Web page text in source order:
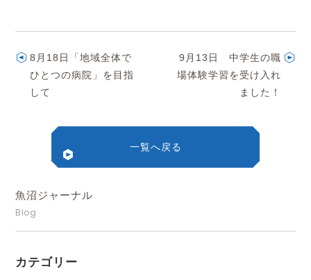
魚沼ジャーナル
Blog
カテゴリー
8月18日「地域全体で
ひとつの病院」を目指
して
9月13日 中学生の職
場体験学習を受け入れ
ました！
一覧へ戻る